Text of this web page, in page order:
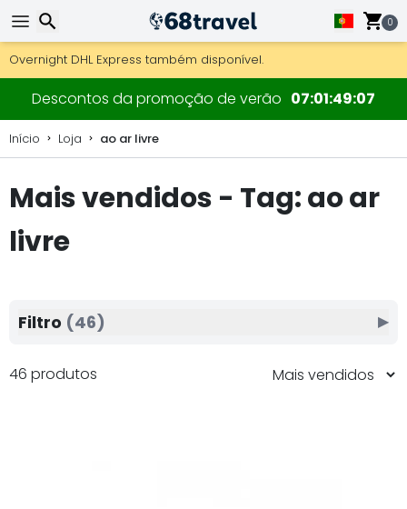
0
Obter envio gratuito para encomendas superiores a 249 €.
Overnight DHL Express também disponível.
30 dias para devolução, 90 dias para mapas de madeira e
Descontos da promoção de verão 07 01 49 05
Início Loja ao ar livre
Mais vendidos - Tag: ao ar
livre
46 produtos
Filtro (46) ▶
Pesquisar
Pesquisar